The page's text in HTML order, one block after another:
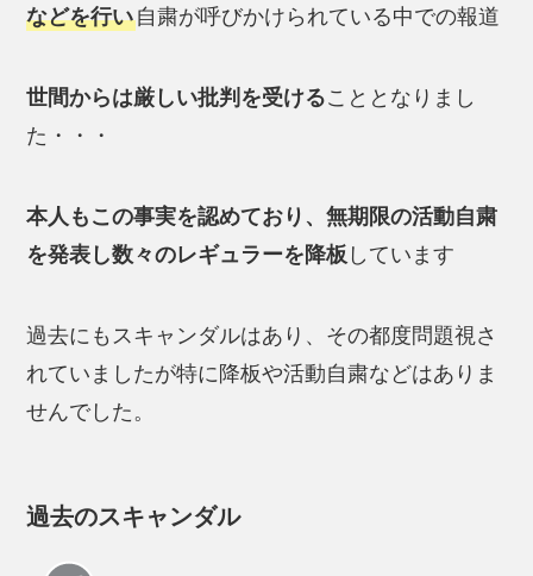
などを行い自粛が呼びかけられている中での報道
世間からは厳しい批判を受けることとなりまし
た・・・
本人もこの事実を認めており、無期限の活動自粛
を発表し数々のレギュラーを降板 しています
過去にもスキャンダルはあり、その都度問題視さ
れていましたが特に降板や活動自粛などはありま
せんでした。
過去のスキャンダル